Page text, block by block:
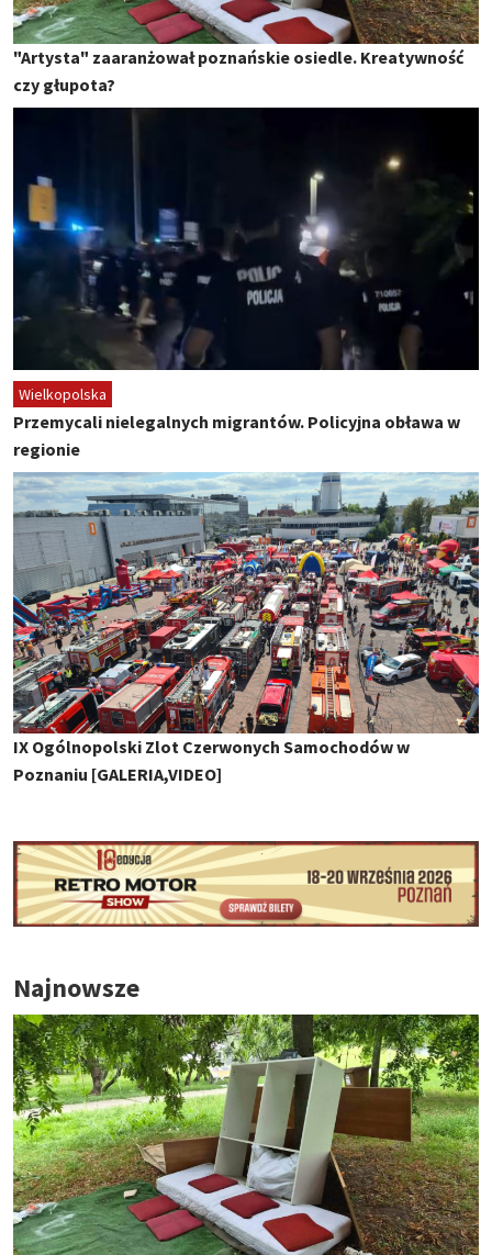
"Artysta" zaaranżował poznańskie osiedle. Kreatywność
czy głupota?
Wielkopolska
Przemycali nielegalnych migrantów. Policyjna obława w
regionie
IX Ogólnopolski Zlot Czerwonych Samochodów w
Poznaniu [GALERIA,VIDEO]
Najnowsze